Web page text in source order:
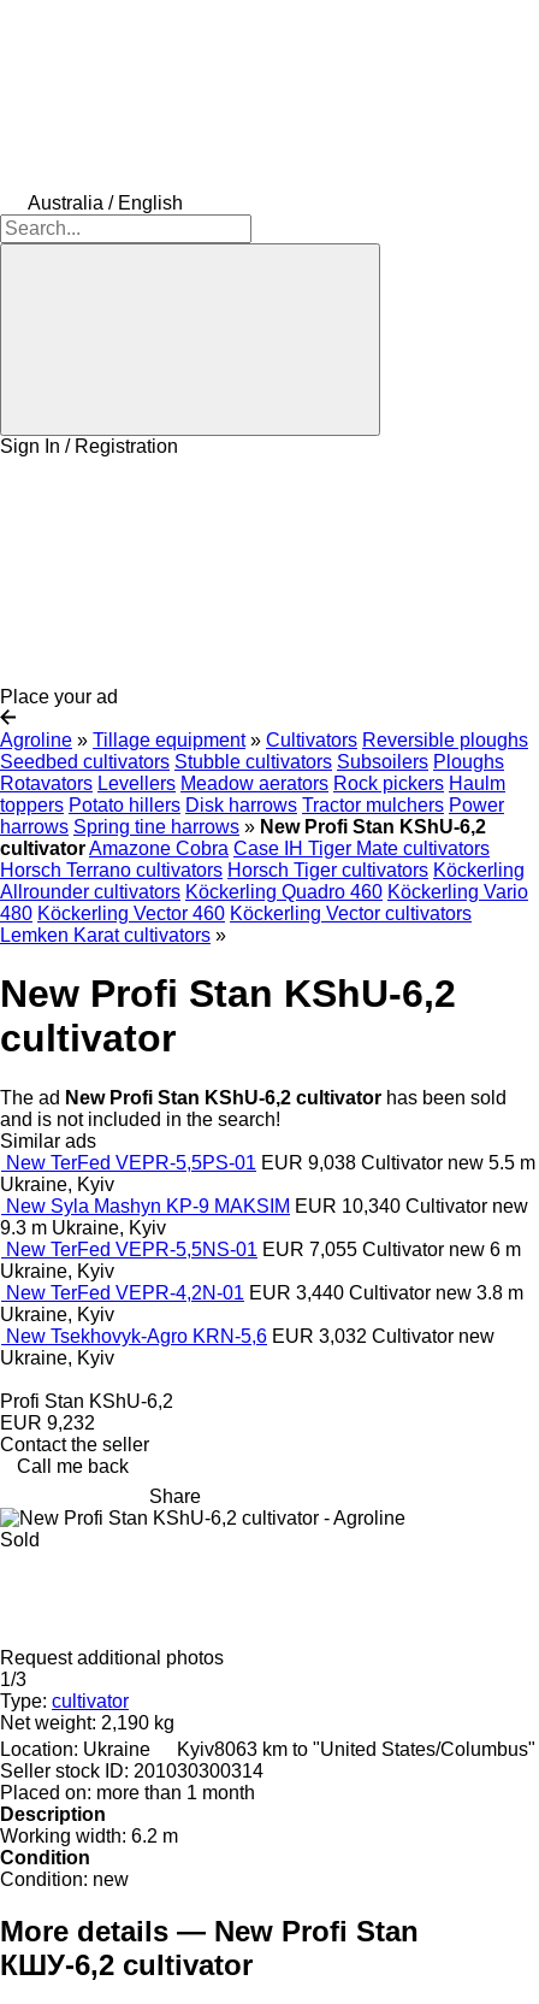
Australia / English
Sign In / Registration
Place your ad
Agroline » Tillage equipment » Cultivators Reversible ploughs
Seedbed cultivators Stubble cultivators Subsoilers Ploughs
Rotavators Levellers Meadow aerators Rock pickers Haulm
toppers Potato hillers Disk harrows Tractor mulchers Power
harrows Spring tine harrows » New Profi Stan KShU-6,2
cultivatorAmazone Cobra Case IH Tiger Mate cultivators
Horsch Terrano cultivators Horsch Tiger cultivators Köckerling
Allrounder cultivators Köckerling Quadro 460 Köckerling Vario
480 Köckerling Vector 460 Köckerling Vector cultivators
Lemken Karat cultivators »
New Profi Stan KShU-6,2
cultivator
The ad New Profi Stan KShU-6,2 cultivator has been sold
and is not included in the search!
Similar ads
New TerFed VEPR-5,5PS-01 EUR 9,038 Cultivator new 5.5 m
Ukraine, Kyiv
New Syla Mashyn KP-9 MAKSIM EUR 10,340 Cultivator new
9.3 m Ukraine, Kyiv
New TerFed VEPR-5,5NS-01 EUR 7,055 Cultivator new 6 m
Ukraine, Kyiv
New TerFed VEPR-4,2N-01 EUR 3,440 Cultivator new 3.8 m
Ukraine, Kyiv
New Tsekhovyk-Agro KRN-5,6 EUR 3,032 Cultivator new
Ukraine, Kyiv
Profi Stan KShU-6,2
EUR 9,232
Contact the seller
Call me back
Share
Sold
Request additional photos
1/3
Type: cultivator
Net weight: 2,190 kg
Location: Ukraine Kyiv8063 km to "United States/Columbus"
Seller stock ID: 201030300314
Placed on: more than 1 month
Description
Working width: 6.2 m
Condition
Condition: new
More details — New Profi Stan
КШУ-6,2 cultivator